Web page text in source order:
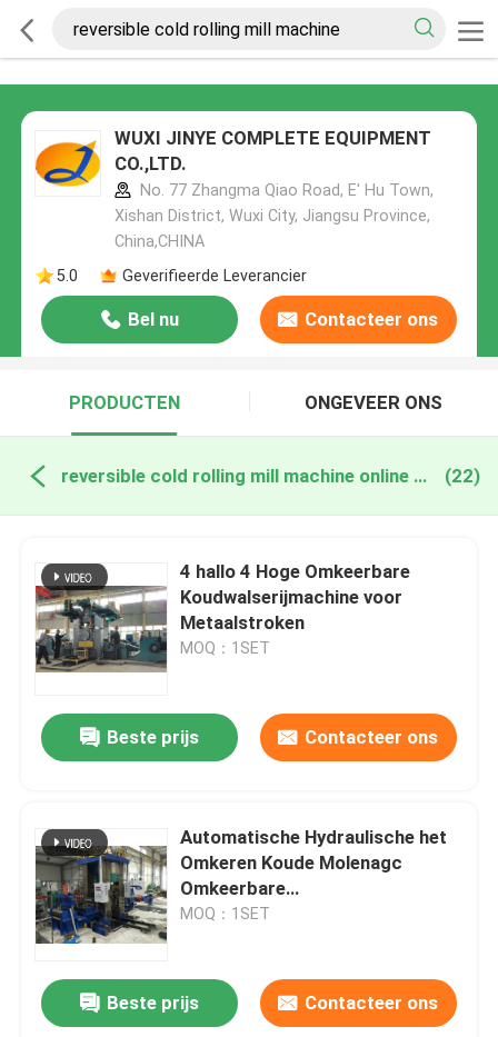
WUXI JINYE COMPLETE EQUIPMENT
CO.,LTD.
No. 77 Zhangma Qiao Road, E' Hu Town,
Xishan District, Wuxi City, Jiangsu Province,
China,CHINA
5.0
Geverifieerde Leverancier
Bel nu Contacteer ons
PRODUCTEN ONGEVEER ONS
reversible cold rolling mill machine online fabricage (22)
4 hallo 4 Hoge Omkeerbare
Koudwalserijmachine voor
Metaalstroken
MOQ：1SET
Beste prijs Contacteer ons
Automatische Hydraulische het
Omkeren Koude Molenagc
Omkeerbare
Koudwalserijmachines
MOQ：1SET
Beste prijs Contacteer ons